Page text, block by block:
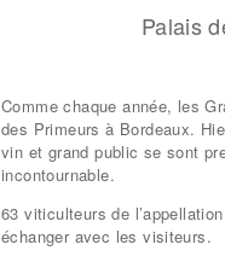
Palais
Comme chaque année, les
des Primeurs à Bordeaux.
vin et grand public se sont
incontournable.
63 viticulteurs de
échanger avec les visiteurs.